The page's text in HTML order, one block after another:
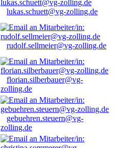
lukas.schuett@vg-zolling.de
rudolf.sellmeier@vg-zolling.de
florian.silberbauer@vg-
zolling.de
gebuehren.steuern@vg-
zolling.de